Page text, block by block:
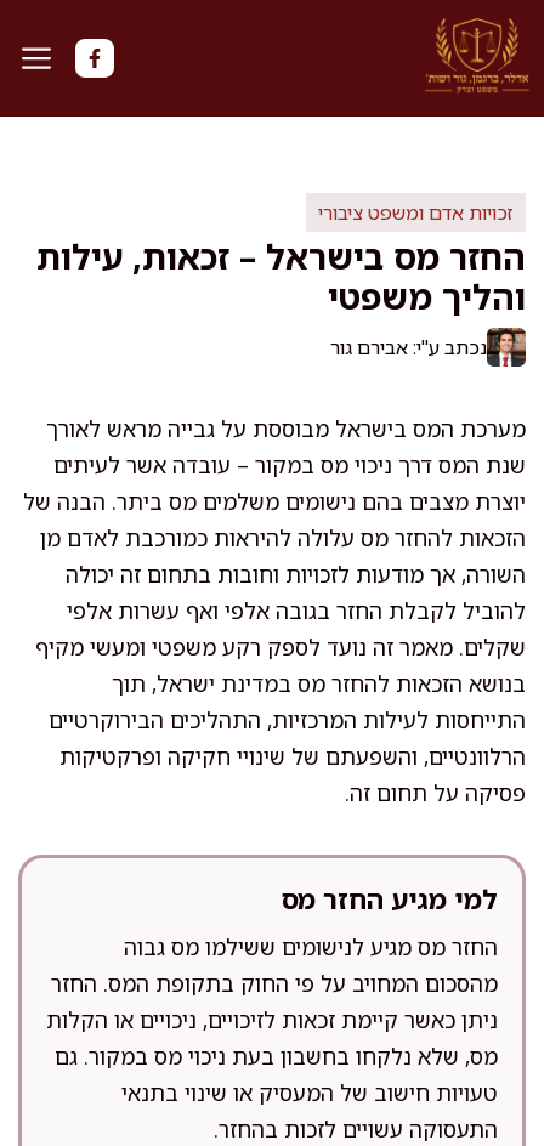
לדלג
לתוכן
זכויות אדם ומשפט ציבורי
החזר מס בישראל – זכאות, עילות
והליך משפטי
נכתב ע"י: אבירם גור
מערכת המס בישראל מבוססת על גבייה מראש לאורך
שנת המס דרך ניכוי מס במקור – עובדה אשר לעיתים
יוצרת מצבים בהם נישומים משלמים מס ביתר. הבנה של
הזכאות להחזר מס עלולה להיראות כמורכבת לאדם מן
השורה, אך מודעות לזכויות וחובות בתחום זה יכולה
להוביל לקבלת החזר בגובה אלפי ואף עשרות אלפי
שקלים. מאמר זה נועד לספק רקע משפטי ומעשי מקיף
בנושא הזכאות להחזר מס במדינת ישראל, תוך
התייחסות לעילות המרכזיות, התהליכים הבירוקרטיים
הרלוונטיים, והשפעתם של שינויי חקיקה ופרקטיקות
פסיקה על תחום זה.
למי מגיע החזר מס
החזר מס מגיע לנישומים ששילמו מס גבוה
מהסכום המחויב על פי החוק בתקופת המס. החזר
ניתן כאשר קיימת זכאות לזיכויים, ניכויים או הקלות
מס, שלא נלקחו בחשבון בעת ניכוי מס במקור. גם
טעויות חישוב של המעסיק או שינוי בתנאי
התעסוקה עשויים לזכות בהחזר.